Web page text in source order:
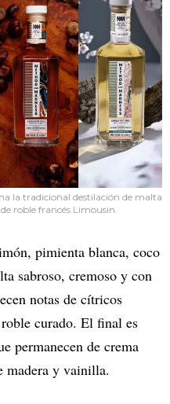
la tradicional destilación de malta
roble francés Limousin.
pimienta blanca, coco
sabroso, cremoso y con
notas de cítricos
curado. El final es
permanecen de crema
madera y vainilla.